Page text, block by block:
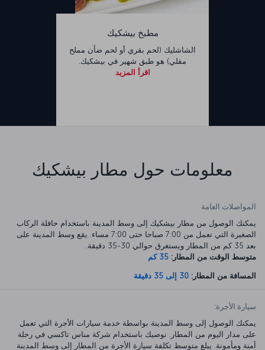
مطبخ بيشكيك
الشاشليك (لحم بقري أو لحم ضأن مملح
مقلي) هو طبق شهير في بيشكيك.
اقرأ المزيد
معلومات حول مطار بيشكيك
المواصلات العامة
يمكنك الوصول من مطار بيشكيك إلى وسط المدينة باستخدام حافلة الركاب
الصغيرة التي تعمل من 7:00 صباحا حتى 7:00 مساء. يقع وسط المدينة على
بعد 35 كم من المطار ويستغرق حوالي 30-35 دقيقة.
متوسط الوقت من المطار: 35 كم
المسافة من المطار: 30 إلى 35 دقيقة
سيارة الأجرة:
يمكنك الوصول إلى وسط المدينة بواسطة خدمة سيارات الأجرة التي تعمل
على مدار اليوم من المطار. نوصيك باستخدام شركة مناس تاكسي في رحلة
آمنة ومأمونة. يبلغ متوسط تكلفة سيارة الأجرة من المطار إلى وسط المدينة